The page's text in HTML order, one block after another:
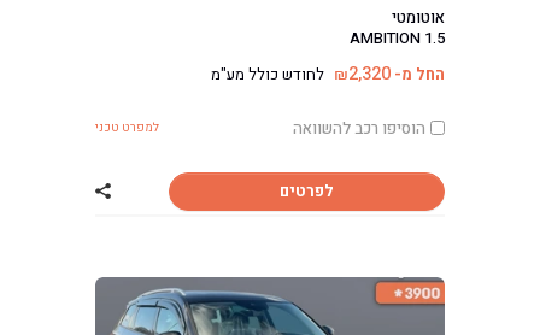
אוטומטי
AMBITION 1.5
החל מ- ₪2,320 לחודש כולל מע"מ
הוסיפו רכב להשוואה למפרט טכני
לפרטים שתף רכב סקודה